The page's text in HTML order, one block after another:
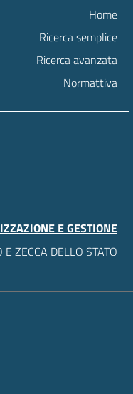
Home
Ricerca semplice
Ricerca avanzata
Normattiva
E GESTIONE
ZECCA DELLO STATO